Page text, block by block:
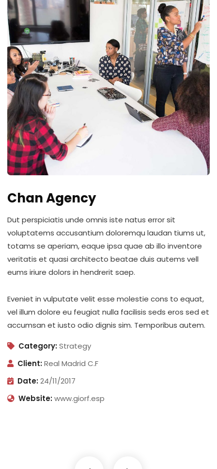
Chan Agency
Dut perspiciatis unde omnis iste natus error sit
voluptatems accusantium doloremqu laudan tiums ut,
totams se aperiam, eaque ipsa quae ab illo inventore
veritatis et quasi architecto beatae duis autems vell
eums iriure dolors in hendrerit saep.
Eveniet in vulputate velit esse molestie cons to equat,
vel illum dolore eu feugiat nulla facilisis seds eros sed et
accumsan et iusto odio dignis sim. Temporibus autem.
Category:Strategy
Client:Real Madrid C.F
Date:24/11/2017
Website:www.giorf.esp